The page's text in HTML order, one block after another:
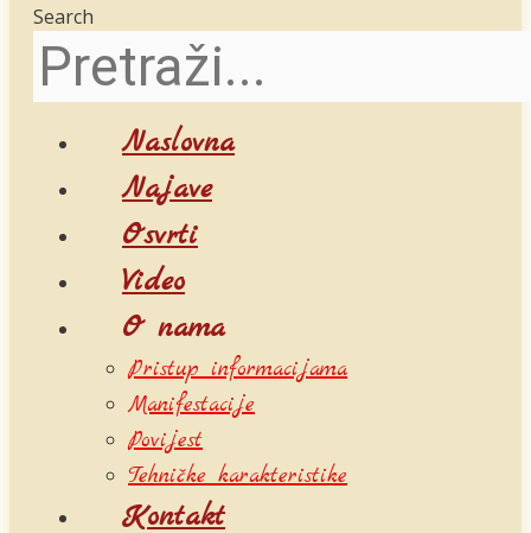
Search
Naslovna
Najave
Osvrti
Video
O nama
Pristup informacijama
Manifestacije
Povijest
Tehničke karakteristike
Kontakt